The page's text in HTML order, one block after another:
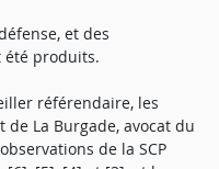
et des
été produits.
référendaire, les
de La Burgade, avocat du
de la SCP